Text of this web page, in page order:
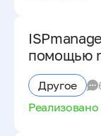
помощью
Другое
Реализовано